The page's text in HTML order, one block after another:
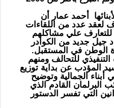
أحمد عمار أن
عدد من اللقاءات
للتعارف علي مشاكلهم
جيل جديد من الكوادر
الوطن في المستقبل.
للتحالف ومنهم
المؤدب عن بداية توزيع
الجمالية وتوضيح
البرلمان القادم الذي
التي تفسر الدستور